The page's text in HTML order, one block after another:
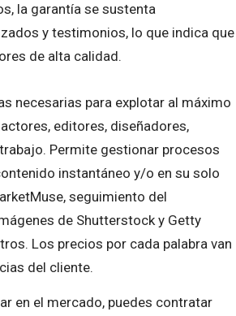
la garantía se sustenta
y testimonios, lo que indica que
de alta calidad.
necesarias para explotar al máximo
editores, diseñadores,
Permite gestionar procesos
instantáneo y/o en su solo
seguimiento del
de Shutterstock y Getty
Los precios por cada palabra van
del cliente.
en el mercado, puedes contratar